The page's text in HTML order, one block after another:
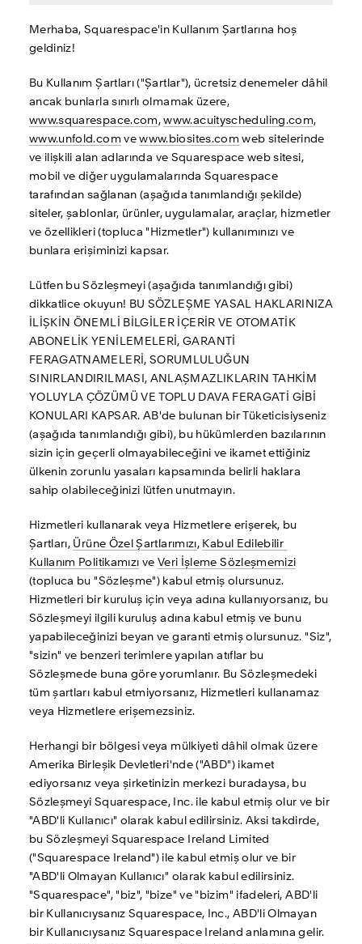
Merhaba, Squarespace'in Kullanım Şartlarına hoş
geldiniz!
Bu Kullanım Şartları ("Şartlar"), ücretsiz denemeler dâhil
www.squarespace.com, www.acuityscheduling.com
www.unfold.com ve www.biosites.com web sitelerinde
ve ilişkili alan adlarında ve Squarespace web sitesi,
mobil ve diğer uygulamalarında Squarespace
tarafından sağlanan (aşağıda tanımlandığı şekilde)
siteler, şablonlar, ürünler, uygulamalar, araçlar, hizmetler
ve özellikleri (topluca "Hizmetler") kullanımınızı ve
bunlara erişiminizi kapsar.
Lütfen bu Sözleşmeyi (aşağıda tanımlandığı gibi)
dikkatlice okuyun! BU SÖZLEŞME YASAL HAKLARINIZA
İLİŞKİN ÖNEMLİ BİLGİLER İÇERİR VE OTOMATİK
ABONELİK YENİLEMELERİ, GARANTİ
FERAGATNAMELERİ, SORUMLULUĞUN
SINIRLANDIRILMASI, ANLAŞMAZLIKLARIN TAHKİM
YOLUYLA ÇÖZÜMÜ VE TOPLU DAVA FERAGATİ GİBİ
KONULARI KAPSAR. AB'de bulunan bir Tüketicisiyseniz
(aşağıda tanımlandığı gibi), bu hükümlerden bazılarının
sizin için geçerli olmayabileceğini ve ikamet ettiğiniz
ülkenin zorunlu yasaları kapsamında belirli haklara
sahip olabileceğinizi lütfen unutmayın.
Hizmetleri kullanarak veya Hizmetlere erişerek, bu
Şartları, Ürüne Özel Şartlarımızı, Kabul Edilebilir
Kullanım Politikamızı ve Veri İşleme Sözleşmemizi
(topluca bu "Sözleşme") kabul etmiş olursunuz.
Hizmetleri bir kuruluş için veya adına kullanıyorsanız, bu
Sözleşmeyi ilgili kuruluş adına kabul etmiş ve bunu
yapabileceğinizi beyan ve garanti etmiş olursunuz. "Siz",
"sizin" ve benzeri terimlere yapılan atıflar bu
Sözleşmede buna göre yorumlanır. Bu Sözleşmedeki
tüm şartları kabul etmiyorsanız, Hizmetleri kullanamaz
veya Hizmetlere erişemezsiniz.
Herhangi bir bölgesi veya mülkiyeti dâhil olmak üzere
Amerika Birleşik Devletleri'nde ("ABD") ikamet
ediyorsanız veya şirketinizin merkezi buradaysa, bu
Sözleşmeyi Squarespace, Inc. ile kabul etmiş olur ve bir
"ABD'li Kullanıcı" olarak kabul edilirsiniz. Aksi takdirde,
bu Sözleşmeyi Squarespace Ireland Limited
("Squarespace Ireland") ile kabul etmiş olur ve bir
"ABD'li Olmayan Kullanıcı" olarak kabul edilirsiniz.
"Squarespace", "biz", "bize" ve "bizim" ifadeleri, ABD'li
bir Kullanıcıysanız Squarespace, Inc., ABD'li Olmayan
bir Kullanıcıysanız Squarespace Ireland anlamına gelir.